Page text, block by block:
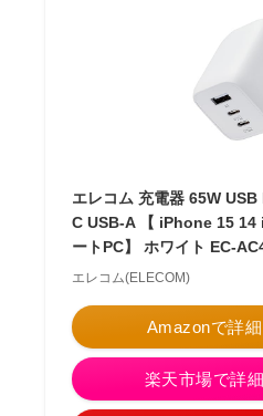
エレコム 充電器 65W
C USB-A 【 iPhone 15
ートPC】 ホワイト EC-
エレコム(ELECOM)
Amazonで詳
楽天市場で詳